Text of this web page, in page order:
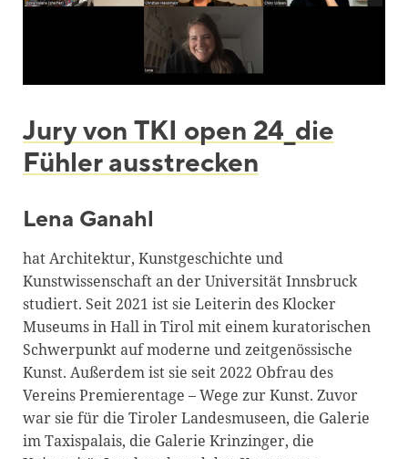
Jury von TKI open 24_die
Fühler ausstrecken
Lena Ganahl
hat Architektur, Kunstgeschichte und
Kunstwissenschaft an der Universität Innsbruck
studiert. Seit 2021 ist sie Leiterin des Klocker
Museums in Hall in Tirol mit einem kuratorischen
Schwerpunkt auf moderne und zeitgenössische
Kunst. Außerdem ist sie seit 2022 Obfrau des
Vereins Premierentage – Wege zur Kunst. Zuvor
war sie für die Tiroler Landesmuseen, die Galerie
im Taxispalais, die Galerie Krinzinger, die
Suche